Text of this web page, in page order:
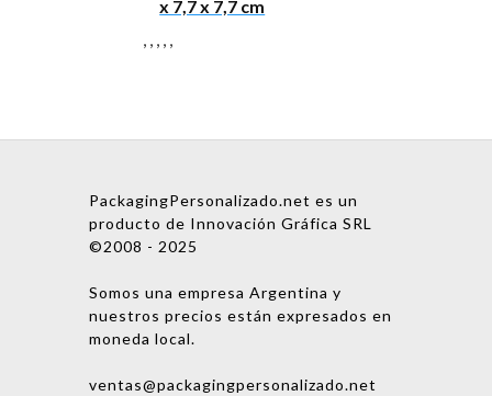
x 7,7 x 7,7 cm
, , , , ,
PackagingPersonalizado.net es un
producto de Innovación Gráfica SRL
©2008 - 2025
Somos una empresa Argentina y
nuestros precios están expresados en
moneda local.
ventas@packagingpersonalizado.net